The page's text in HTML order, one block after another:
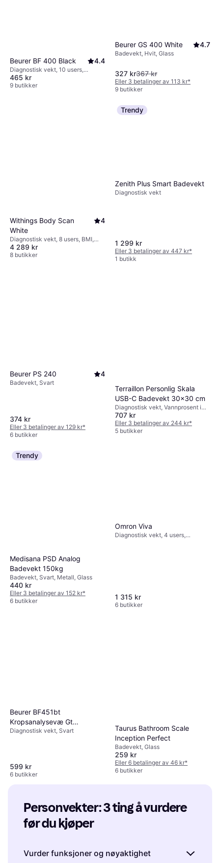
Beurer BF 400 Black 4.4
Diagnostisk vekt, 10 users,
Kroppsfett, Vannprosent i kroppen,
Hvit, Svart, Glass
465 kr
9 butikker
Beurer GS 400 White 4.7
Badevekt, Hvit, Glass
327 kr367 kr
Eller 3 betalinger av 113 kr*
9 butikker
Withings Body Scan
White
4
Diagnostisk vekt, 8 users, BMI,
Muskelmasse, Benmasse,
Kroppsfett, Hvit, Glass
4 289 kr
8 butikker
Trendy
Zenith Plus Smart Badevekt
Diagnostisk vekt
1 299 kr
Eller 3 betalinger av 447 kr*
1 butikk
Beurer PS 240 4
Badevekt, Svart
374 kr
Eller 3 betalinger av 129 kr*
6 butikker
Terraillon Personlig Skala
USB-C Badevekt 30x30 cm
Diagnostisk vekt, Vannprosent i
kroppen, Muskelmasse,
Kroppsfett, Benmasse
707 kr
Eller 3 betalinger av 244 kr*
5 butikker
Trendy
Medisana PSD Analog
Badevekt 150kg
Badevekt, Svart, Metall, Glass
440 kr
Eller 3 betalinger av 152 kr*
6 butikker
Omron Viva
Diagnostisk vekt, 4 users,
1 315 kr
6 butikker
Beurer BF451bt
Kropsanalysevæ Gt
Signatureline Badevekt
Diagnostisk vekt, Svart
599 kr
6 butikker
Taurus Bathroom Scale
Inception Perfect
Badevekt, Glass
259 kr
Eller 6 betalinger av 46 kr*
6 butikker
Personvekter: 3 ting å vurdere
før du kjøper
Vurder funksjoner og nøyaktighet